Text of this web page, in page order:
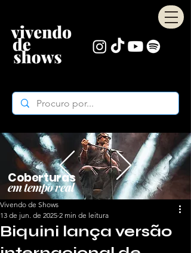
Coberturas
em tempo real
Biquini lança versão
Vivendo de Shows
13 de jun. de 2025 2 min de leitura